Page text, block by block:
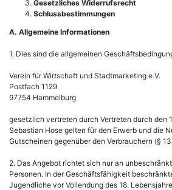
Gesetzliches Widerrufsrecht
Schlussbestimmungen
A. Allgemeine Informationen
1. Dies sind die allgemeinen
Verein für Wirtschaft und Stadtmarketing e.V.
Postfach 1129
97754 Hammelburg
gesetzlich vertreten durch Vertreten durch den
Sebastian Hose gelten für den Erwerb und die
Gutscheinen gegenüber den Verbrauchern (§ 13
2. Das Angebot richtet sich nur an
Personen. In der Geschäftsfähigkeit
Jugendliche vor Vollendung des 18.